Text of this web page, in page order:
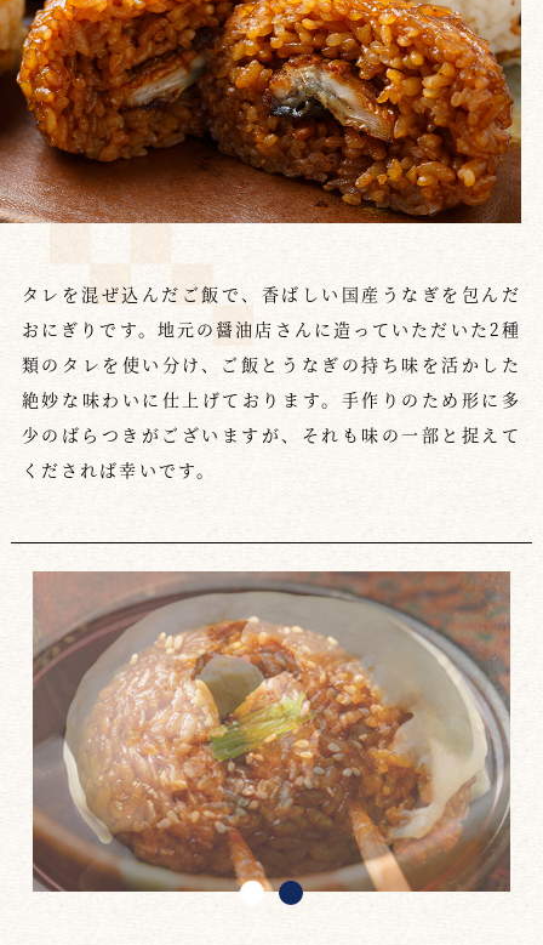
タレを混ぜ込んだご飯で、香ばしい国産うなぎを包んだ
おにぎりです。地元の醤油店さんに造っていただいた2種
類のタレを使い分け、ご飯とうなぎの持ち味を活かした
絶妙な味わいに仕上げております。手作りのため形に多
少のばらつきがございますが、それも味の一部と捉えて
くだされば幸いです。